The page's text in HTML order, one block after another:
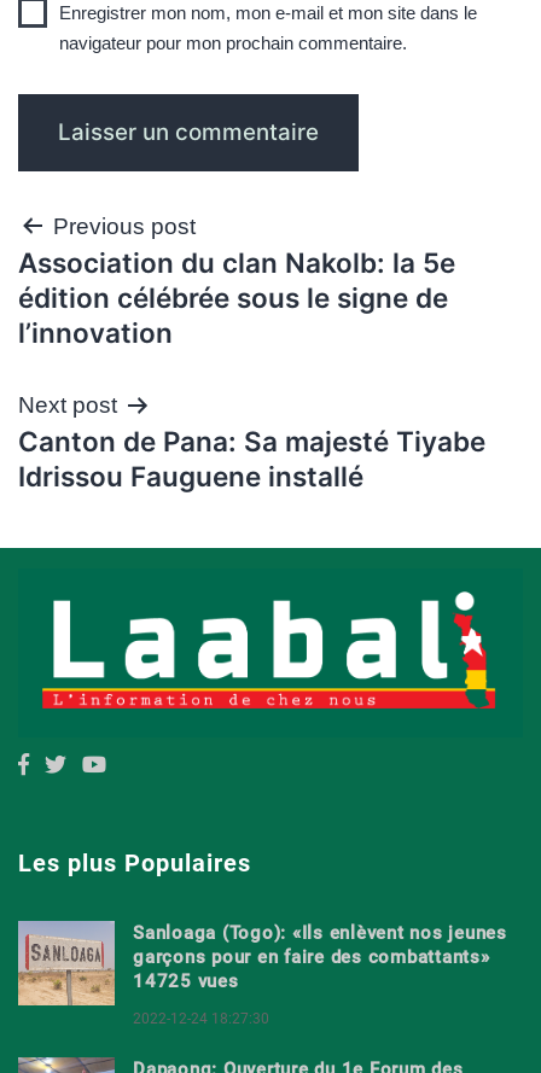
Enregistrer mon nom, mon e-mail et mon site dans le
navigateur pour mon prochain commentaire.
Navigation
de
l’article
Previous post
Association du clan Nakolb: la 5e
édition célébrée sous le signe de
l’innovation
Next post
Canton de Pana: Sa majesté Tiyabe
Idrissou Fauguene installé
Les plus Populaires
Sanloaga (Togo): «Ils enlèvent nos jeunes
garçons pour en faire des combattants»
14725 vues
2022-12-24 18:27:30